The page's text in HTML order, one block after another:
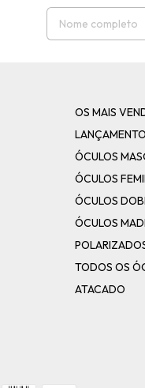
OS MAIS
ÓCULOS
ÓCULOS
ÓCULOS
ÓCULOS
TODOS OS
ATACADO